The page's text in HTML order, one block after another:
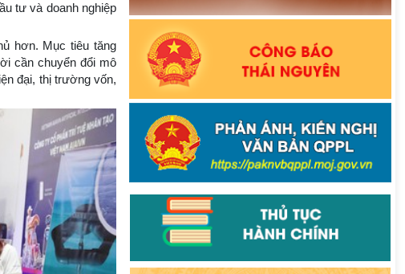
tư và doanh nghiệp
hơn. Mục tiêu tăng
cần chuyển đổi mô
đại, thị trường vốn,